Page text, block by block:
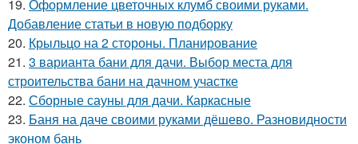
19. Оформление цветочных клумб своими руками.
Добавление статьи в новую подборку
20. Крыльцо на 2 стороны. Планирование
21. 3 варианта бани для дачи. Выбор места для
строительства бани на дачном участке
22. Сборные сауны для дачи. Каркасные
23. Баня на даче своими руками дёшево. Разновидности
эконом бань